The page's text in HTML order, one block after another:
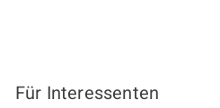
Für Interessenten